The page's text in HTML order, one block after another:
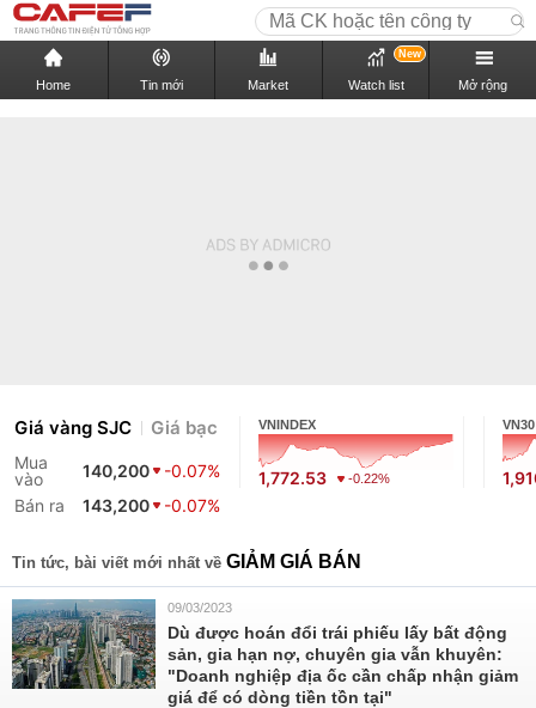
Home Tin mới Market Watch list
New
Mở rộng
Giá vàng SJC Giá bạc
Mua
vào
140,200
-0.07%
Bán ra
143,200 -0.07%
VNINDEX
1,772.53 -0.22%
VN30
Tin tức, bài viết mới nhất về GIẢM GIÁ BÁN
09/03/2023
Dù được hoán đổi trái phiếu lấy bất động
sản, gia hạn nợ, chuyên gia vẫn khuyên:
"Doanh nghiệp địa ốc cần chấp nhận giảm
giá để có dòng tiền tồn tại"